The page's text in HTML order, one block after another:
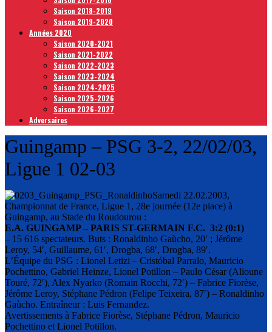
Saison 2018-2019
Saison 2019-2020
Années 2020
Saison 2020-2021
Saison 2021-2022
Saison 2022-2023
Saison 2023-2024
Saison 2024-2025
Saison 2025-2026
Saison 2026-2027
Adversaires
Guingamp – PSG 3-2, 22/02/03,
Ligue 1 02-03
Samedi 22.02.2003,
Championnat de France, Ligue 1, 28e journée (12e place) à
Guingamp, au Stade du Roudourou :
E.A. GUINGAMP – PARIS ST-GERMAIN F.C. 3:2 (0:1)
– 15 616 spectateurs. Buts : Ronaldinho Gaùcho, 20′ ; Jérôme
Leroy, 54′, Guillaume, 61′, Drogba, 68′, Drogba, 89′.
L’Équipe du PSG : Lionel Letizi – Cristóbal Parralo, Mauricio
Pochettino, Gabriel Heinze, Lionel Potillon – Paulo César (Alioune
Touré, 72′), Alex Nyarko (Romain Rocchi, 72′) – Fabrice Fiorèse,
Jérôme Leroy, Stéphane Pédron (Felipe Teixeira, 87′) – Ronaldinho
Gaùcho. Entraîneur : Luis Fernandez.
Avertissements à Fabrice Fiorèse, Stéphane Pédron, Mauricio
Pochettino et Lionel Potillon.